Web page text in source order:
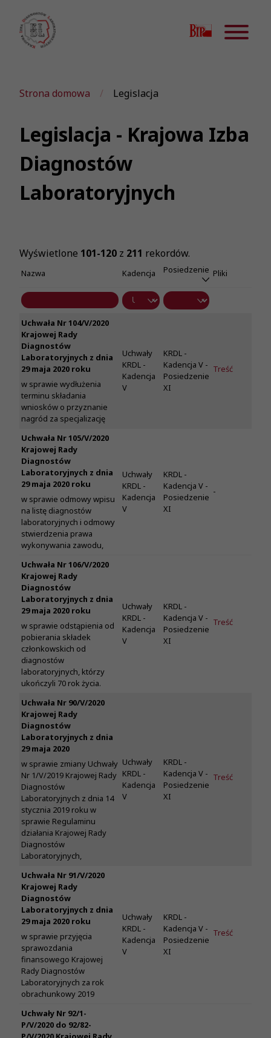
Strona domowa Legislacja
Legislacja - Krajowa Izba
Diagnostów
Laboratoryjnych
Wyświetlone 101-120 z 211 rekordów.
Nazwa Kadencja Posiedzenie Pliki
Uchwała Nr 104/V/2020
Krajowej Rady
Diagnostów
Laboratoryjnych z dnia
29 maja 2020 roku
w sprawie wydłużenia
terminu składania
wniosków o przyznanie
nagród za specjalizację
Uchwały
KRDL -
Kadencja
V
KRDL -
Kadencja V -
Posiedzenie
XI
Treść
Uchwała Nr 105/V/2020
Krajowej Rady
Diagnostów
Laboratoryjnych z dnia
29 maja 2020 roku
w sprawie odmowy wpisu
na listę diagnostów
laboratoryjnych i odmowy
stwierdzenia prawa
wykonywania zawodu,
Uchwały
KRDL -
Kadencja
V
KRDL -
Kadencja V -
Posiedzenie
XI
-
Uchwała Nr 106/V/2020
Krajowej Rady
Diagnostów
Laboratoryjnych z dnia
29 maja 2020 roku
w sprawie odstąpienia od
pobierania składek
członkowskich od
diagnostów
laboratoryjnych, którzy
ukończyli 70 rok życia.
Uchwały
KRDL -
Kadencja
V
KRDL -
Kadencja V -
Posiedzenie
XI
Treść
Uchwała Nr 90/V/2020
Krajowej Rady
Diagnostów
Laboratoryjnych z dnia
29 maja 2020
w sprawie zmiany Uchwały
Nr 1/V/2019 Krajowej Rady
Diagnostów
Laboratoryjnych z dnia 14
stycznia 2019 roku w
sprawie Regulaminu
działania Krajowej Rady
Diagnostów
Laboratoryjnych,
Uchwały
KRDL -
Kadencja
V
KRDL -
Kadencja V -
Posiedzenie
XI
Treść
Uchwała Nr 91/V/2020
Krajowej Rady
Diagnostów
Laboratoryjnych z dnia
29 maja 2020 roku
w sprawie przyjęcia
sprawozdania
finansowego Krajowej
Rady Diagnostów
Laboratoryjnych za rok
obrachunkowy 2019
Uchwały
KRDL -
Kadencja
V
KRDL -
Kadencja V -
Posiedzenie
XI
Treść
Uchwały Nr 92/1-
P/V/2020 do 92/82-